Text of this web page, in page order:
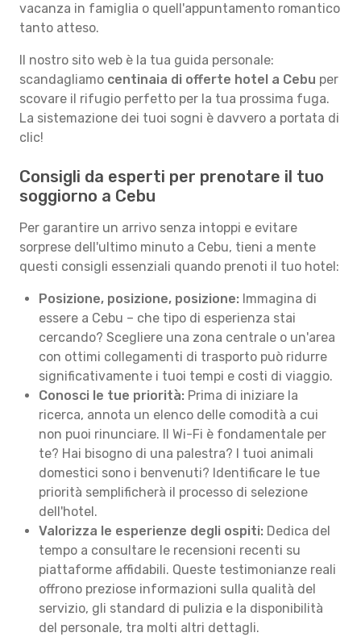
vacanza in famiglia o quell'appuntamento romantico
tanto atteso.
Il nostro sito web è la tua guida personale:
scandagliamo centinaia di offerte hotel a Cebu per
scovare il rifugio perfetto per la tua prossima fuga.
La sistemazione dei tuoi sogni è davvero a portata di
clic!
Consigli da esperti per prenotare il tuo
soggiorno a Cebu
Per garantire un arrivo senza intoppi e evitare
sorprese dell'ultimo minuto a Cebu, tieni a mente
questi consigli essenziali quando prenoti il tuo hotel:
Posizione, posizione, posizione: Immagina di
essere a Cebu – che tipo di esperienza stai
cercando? Scegliere una zona centrale o un'area
con ottimi collegamenti di trasporto può ridurre
significativamente i tuoi tempi e costi di viaggio.
Conosci le tue priorità: Prima di iniziare la
ricerca, annota un elenco delle comodità a cui
non puoi rinunciare. Il Wi-Fi è fondamentale per
te? Hai bisogno di una palestra? I tuoi animali
domestici sono i benvenuti? Identificare le tue
priorità semplificherà il processo di selezione
dell'hotel.
Valorizza le esperienze degli ospiti: Dedica del
tempo a consultare le recensioni recenti su
piattaforme affidabili. Queste testimonianze reali
offrono preziose informazioni sulla qualità del
servizio, gli standard di pulizia e la disponibilità
del personale, tra molti altri dettagli.